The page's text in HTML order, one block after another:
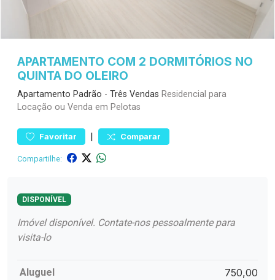
APARTAMENTO COM 2 DORMITÓRIOS NO
QUINTA DO OLEIRO
Apartamento Padrão - Três Vendas Residencial para
Locação ou Venda em Pelotas
Favoritar | Comparar
Compartilhe:
DISPONÍVEL
Imóvel disponível. Contate-nos pessoalmente para
visita-lo
Aluguel 750,00